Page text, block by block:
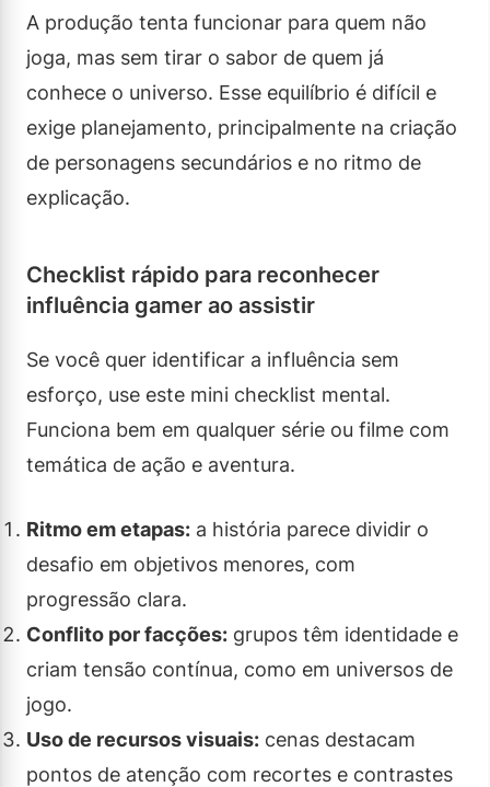
A produção tenta funcionar para quem não
joga, mas sem tirar o sabor de quem já
conhece o universo. Esse equilíbrio é difícil e
exige planejamento, principalmente na criação
de personagens secundários e no ritmo de
explicação.
Checklist rápido para reconhecer
influência gamer ao assistir
Se você quer identificar a influência sem
esforço, use este mini checklist mental.
Funciona bem em qualquer série ou filme com
temática de ação e aventura.
Ritmo em etapas: a história parece dividir o
desafio em objetivos menores, com
progressão clara.
Conflito por facções: grupos têm identidade e
criam tensão contínua, como em universos de
jogo.
Uso de recursos visuais: cenas destacam
pontos de atenção com recortes e contrastes